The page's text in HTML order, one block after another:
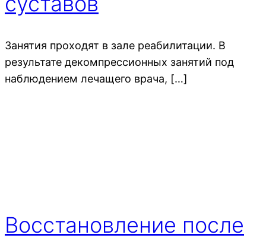
Занятия проходят в зале реабилитации. В
результате декомпрессионных занятий под
наблюдением лечащего врача, […]
Восстановление после